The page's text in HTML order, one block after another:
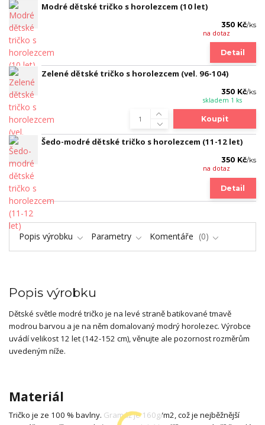
Modré dětské tričko s horolezcem (10 let)
350 Kč/ks
na dotaz
Detail
Zelené dětské tričko s horolezcem (vel. 96-104)
350 Kč/ks
skladem 1 ks
Koupit
Šedo-modré dětské tričko s horolezcem (11-12 let)
350 Kč/ks
na dotaz
Detail
Popis výrobku Parametry Komentáře 0
Popis výrobku
Dětské světle modré tričko je na levé straně batikované tmavě
modrou barvou a je na něm domalovaný modrý horolezec. Výrobce
uvádí velikost 12 let (142-152 cm), věnujte ale pozornost rozměrům
uvedeným níže.
Materiál
Tričko je ze 100 % bavlny. Gramáž je 160g/m2, což je nejběžnější